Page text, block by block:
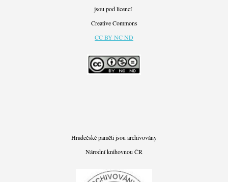
jsou pod licencí
Creative Commons
CC BY NC ND
Hradečské paměti jsou archivovány
Národní knihovnou ČR